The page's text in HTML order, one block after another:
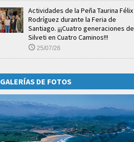
Actividades de la Peña Taurina Félix
Rodríguez durante la Feria de
Santiago. ¡¡¡Cuatro generaciones de
Silveti en Cuatro Caminos!!!
25/07/26
GALERÍAS DE FOTOS